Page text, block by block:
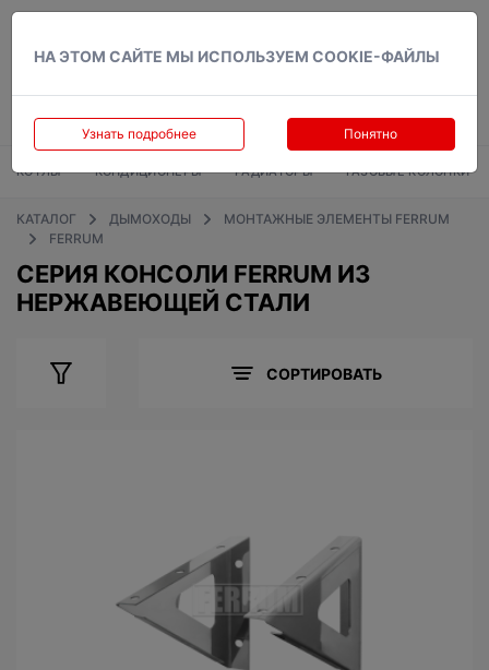
НА ЭТОМ САЙТЕ МЫ ИСПОЛЬЗУЕМ COOKIE-ФАЙЛЫ
Узнать подробнее Понятно
КОТЛЫ КОНДИЦИОНЕРЫ РАДИАТОРЫ ГАЗОВЫЕ КОЛОНКИ
КАТАЛОГ ДЫМОХОДЫ
МОНТАЖНЫЕ ЭЛЕМЕНТЫ FERRUM
FERRUM
СЕРИЯ КОНСОЛИ FERRUM ИЗ
НЕРЖАВЕЮЩЕЙ СТАЛИ
СОРТИРОВАТЬ